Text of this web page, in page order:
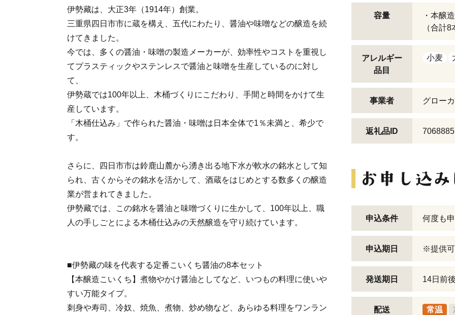
伊勢藏は、大正3年（1914年）創業。
三重県四日市市に蔵を構え、五代にわたり、醤油や味噌などの醸造を続
けてきました。
今では、多くの醤油・味噌の製造メーカーが、効率性やコストを重視し
てプラスティックやステンレスで醤油と味噌を生産しているのに対し
て、
伊勢蔵では100年以上、木桶づくりにこだわり、手間と時間をかけて生
産しています。
「木桶仕込み」で作られた醤油・味噌は日本全体で1％未満と、希少で
す。
さらに、四日市市は鈴鹿山麓から湧き出る地下水が軟水の銘水として知
られ、古くからその銘水を活かして、酒蔵をはじめとする数多くの醸造
業が営まれてきました。
伊勢藏では、この銘水を醤油と味噌づくりに生かして、100年以上、職
人の手しごとによる木桶仕込みの天然醸造を守り続けています。
■伊勢藏の味を代表する定番こいくち醤油の8本セット
【本醸造こいくち】煮物やかけ醤油としてなど、いつもの料理に使いや
すい万能タイプ。
刺身や寿司、冷奴、焼魚、煮物、炒め物など、あらゆる料理をワンラン
容量
・本醸
（合計8
アレルギー
品目
小麦
事業者 グロー
返礼品ID 7068885
申込条件 何度も
申込期日 ※提供
発送期日 14日前後
配送 常温